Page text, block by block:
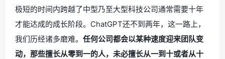
极短的时间内跨越了中型乃至大型科技公司通常需要十年
才能达成的成长阶段。ChatGPT还不到两年，这一路上，
我们历经诸多磨难。 任何公司都会以某种速度迎来团队变
动，那些擅长从零到一的人，未必擅长从一到十或者从十